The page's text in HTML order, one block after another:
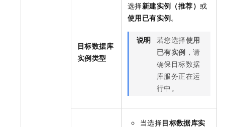
目标数据库
实例类型
选择新建实例（推荐）或
使用已有实例。
说明 若您选择使用
已有实例 ，请
确保目标数据
库服务正在运
行中。
当选择目标数据库实